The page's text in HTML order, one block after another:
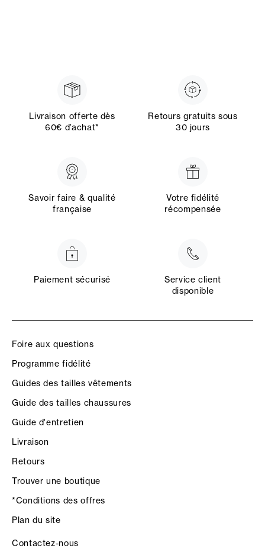
Livraison offerte dès
60€ d’achat*
Retours gratuits sous
30 jours
Savoir faire & qualité
française
Votre fidélité
récompensée
Paiement sécurisé
Service client
disponible
Foire aux questions
Programme fidélité
Guides des tailles vêtements
Guide des tailles chaussures
Guide d'entretien
Livraison
Retours
Trouver une boutique
*Conditions des offres
Plan du site
Contactez-nous